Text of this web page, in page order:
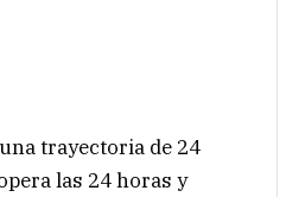
trayectoria de 24
las 24 horas y